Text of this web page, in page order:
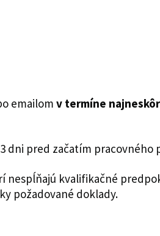
emailom v termíne
dni pred začatím pracovného
nespĺňajú kvalifikačné
požadované doklady.